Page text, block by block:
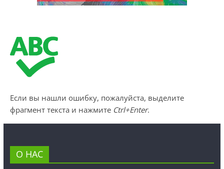
Если вы нашли ошибку, пожалуйста, выделите
фрагмент текста и нажмите Ctrl+Enter.
О НАС